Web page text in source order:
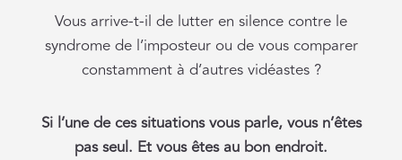
Vous arrive-t-il de lutter en silence contre le
syndrome de l’imposteur ou de vous comparer
constamment à d’autres vidéastes ?
Si l’une de ces situations vous parle, vous n’êtes
pas seul. Et vous êtes au bon endroit.